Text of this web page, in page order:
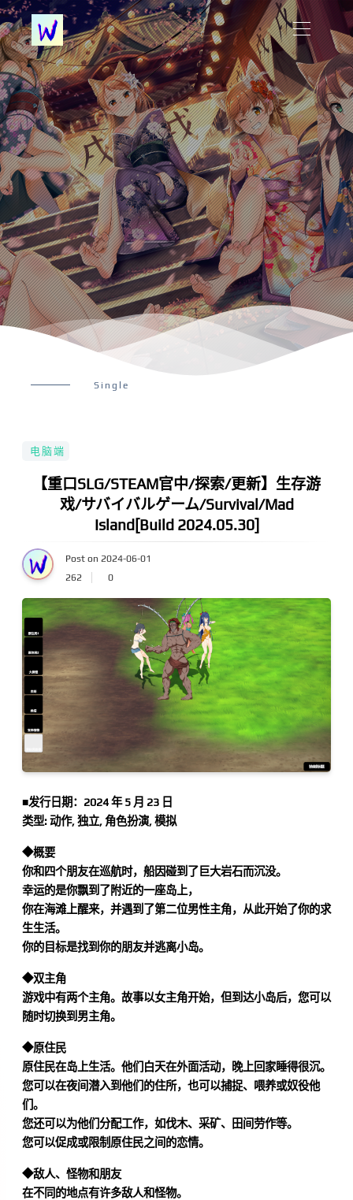
Single
电脑端
【重口SLG/STEAM官中/探索/更新】生存游
戏/サバイバルゲーム/Survival/Mad
Island[Build 2024.05.30]
Post on 2024-06-01
262
0
■发行日期：2024 年 5 月 23 日
类型: 动作, 独立, 角色扮演, 模拟
◆概要
你和四个朋友在巡航时，船因碰到了巨大岩石而沉没。
幸运的是你飘到了附近的一座岛上，
你在海滩上醒来，并遇到了第二位男性主角，从此开始了你的求
生生活。
你的目标是找到你的朋友并逃离小岛。
◆双主角
游戏中有两个主角。故事以女主角开始，但到达小岛后，您可以
随时切换到男主角。
◆原住民
原住民在岛上生活。他们白天在外面活动，晚上回家睡得很沉。
您可以在夜间潜入到他们的住所，也可以捕捉、喂养或奴役他
们。
您还可以为他们分配工作，如伐木、采矿、田间劳作等。
您可以促成或限制原住民之间的恋情。
◆敌人、怪物和朋友
在不同的地点有许多敌人和怪物。